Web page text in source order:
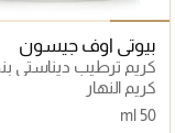
بيوتي اوف جيسون
كريم ترطيب ديناستي
كريم النهار
50 ml